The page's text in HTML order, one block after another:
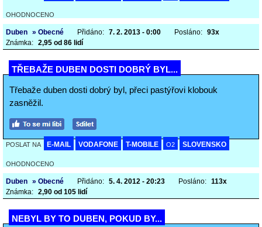
OHODNOCENO
Duben » Obecné Přidáno: 7. 2. 2013 - 0:00 Posláno: 93x
Známka: 2,95 od 86 lidí
TŘEBAŽE DUBEN DOSTI DOBRÝ BYL...
Třebaže duben dosti dobrý byl, přeci pastýřovi klobouk
zasněžil.
POSLAT NA E-MAIL VODAFONE T-MOBILE O2 SLOVENSKO
OHODNOCENO
Duben » Obecné Přidáno: 5. 4. 2012 - 20:23 Posláno: 113x
Známka: 2,90 od 105 lidí
NEBYL BY TO DUBEN, POKUD BY...